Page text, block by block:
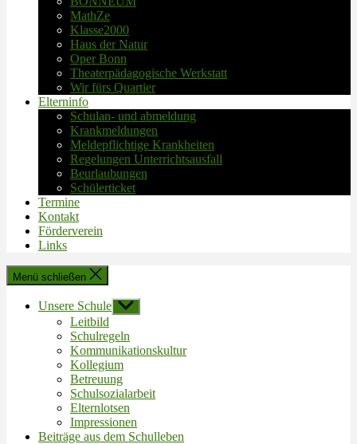
MathZe
Klasse2000
Haus der Natur
Oper Bonn
Theaterpädagogische Werkstatt
Wir fürs Quartier
Elterninfo
Schulan- und abmeldung
Krankmeldungen
Meldepflichtige Krankheiten
Regelungen Unterrichtsausfall
Beurlaubungen
Schülerticket
Termine
Kontakt
Förderverein
Links
Menü schließen
Unsere Schule Untermenü
anzeigen
Leitbild
Schulregeln
Kommunikationskultur
Kollegium
Betreuung
Schulsozialarbeit
Elternlotsen
Impressionen
Beiträge aus dem Schulleben